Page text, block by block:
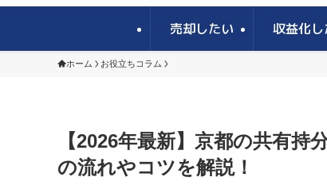
売却したい 収益化し
ホーム お役立ちコラム
【2026年最新】京都の共有
の流れやコツを解説！